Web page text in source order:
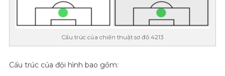
Cấu trúc của chiến thuật sơ đồ 4213
Cấu trúc của đội hình bao gồm: